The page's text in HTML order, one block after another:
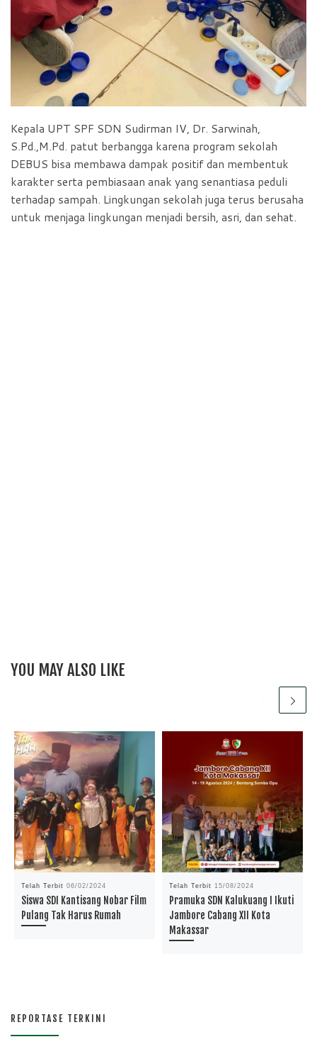
Kepala UPT SPF SDN Sudirman IV, Dr. Sarwinah,
S.Pd.,M.Pd. patut berbangga karena program sekolah
DEBUS bisa membawa dampak positif dan membentuk
karakter serta pembiasaan anak yang senantiasa peduli
terhadap sampah. Lingkungan sekolah juga terus berusaha
untuk menjaga lingkungan menjadi bersih, asri, dan sehat.
YOU MAY ALSO LIKE
Telah Terbit06/02/2024
Siswa SDI Kantisang Nobar Film
Pulang Tak Harus Rumah
Telah Terbit 15/08/2024
Pramuka SDN Kalukuang I Ikuti
Jambore Cabang XII Kota
Makassar
REPORTASE TERKINI